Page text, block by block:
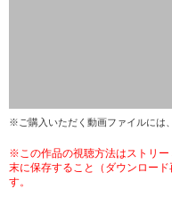
※ご購入いただく動画ファイルには
※この作品の視聴方法はストリ
末に保存すること（ダウンロー
す。